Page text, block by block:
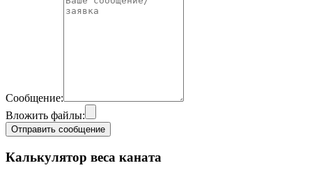
Сообщение:
Вложить файлы:
Отправить сообщение
Калькулятор веса каната